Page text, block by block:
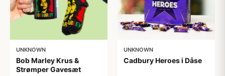
UNKNOWN
Bob Marley Krus &
Strømper Gavesæt
UNKNOWN
Cadbury Heroes i Dåse